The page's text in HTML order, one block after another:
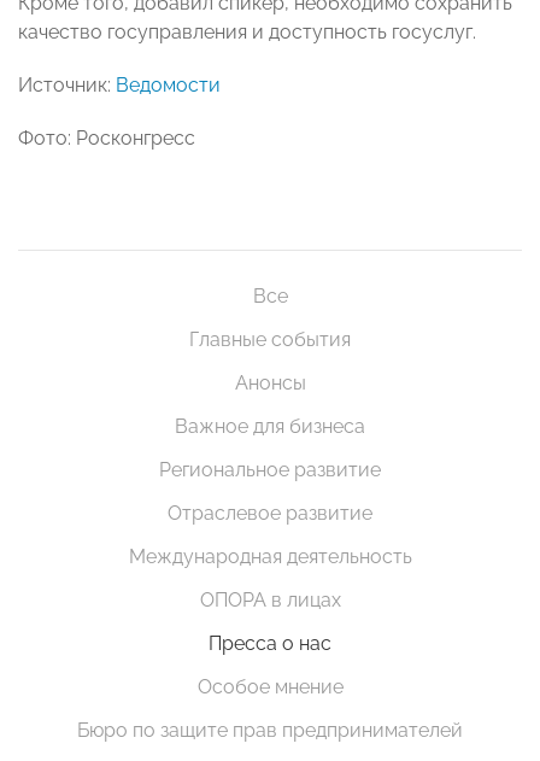
качество госуправления и доступность госуслуг.
Источник: Ведомости
Фото: Росконгресс
Все
Главные события
Анонсы
Важное для бизнеса
Региональное развитие
Отраслевое развитие
Международная деятельность
ОПОРА в лицах
Пресса о нас
Особое мнение
Бюро по защите прав предпринимателей